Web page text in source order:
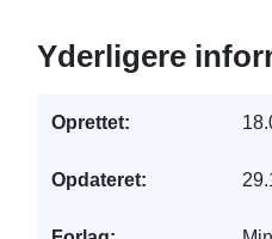
Yderligere
Oprettet:
Opdateret: